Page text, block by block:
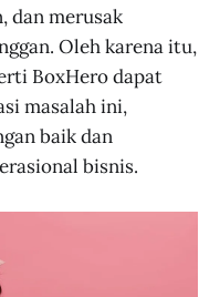
dan merusak
Oleh karena itu,
BoxHero dapat
masalah ini,
baik dan
bisnis.